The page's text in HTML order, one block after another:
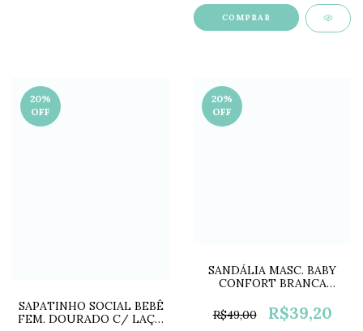
20%
OFF
SAPATINHO SOCIAL BEBÊ
FEM. DOURADO C/ LAÇO
20%
OFF
SANDÁLIA MASC. BABY
CONFORT BRANCA
R$49,00
R$39,20